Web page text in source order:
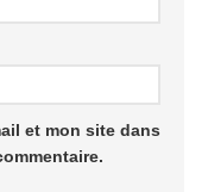
et mon site dans